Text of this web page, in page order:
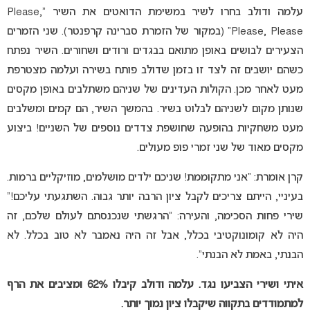
עלמה ודולב בחרו לשיר במשימת הדואטים את השיר “Please,
Please, Please” (במקור של הזמרת סברינה קרפנטר). שני הזמרים
הצעירים לבושים באופן מתואם בבגדים ורודים ושחורים. השיר נפתח
כשהם יושבים זה לצד זו בזמן שדולב פותח בשירה ועלמה מצטרפת
מעט לאחר מכן. הקולות העדינים של שניהם משתלבים באופן מקסים
שנותן מקום לשניהם לבלוט בשיר. בהמשך השיר, הם קמים ומשלבים
מעט משחקיות בהופעה שחושפת צדדים נוספים של השניים! ביצוע
מקסים מאוד של שני זמרי פופ מעולים.
קרן אומרת: “אני מתקוממת! שניכם ילדים מושלמים, מוזיקליים ברמות.
בעיניי, הייתם צריכים לקבל ציון הרבה יותר גבוה. השתגעתי עליכם!”
שירי פחות הסכימה, והעירה: “הרגשתי שנכנסתם לעולם שלכם, זה
היה לא קומונוקטיבי בכלל, אבל זה היה נאמבר לא טוב בכלל. לא
הבנתי, באמת לא הבנתי”.
איתי ושירי הצביעו נגד. עלמה ודולב קיבלו 62% ומציבים את הרף
למתמודדים בתקווה שיקבלו ציון נמוך יותר.